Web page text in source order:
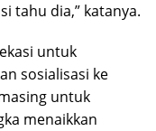
tahu dia,” katanya.
untuk
sosialisasi ke
untuk
menaikkan